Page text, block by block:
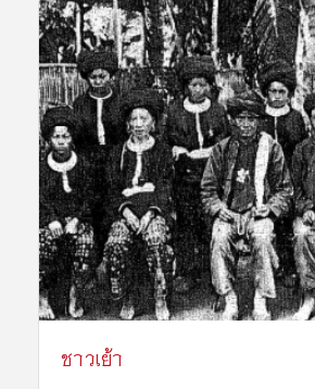
ชาวเย้า